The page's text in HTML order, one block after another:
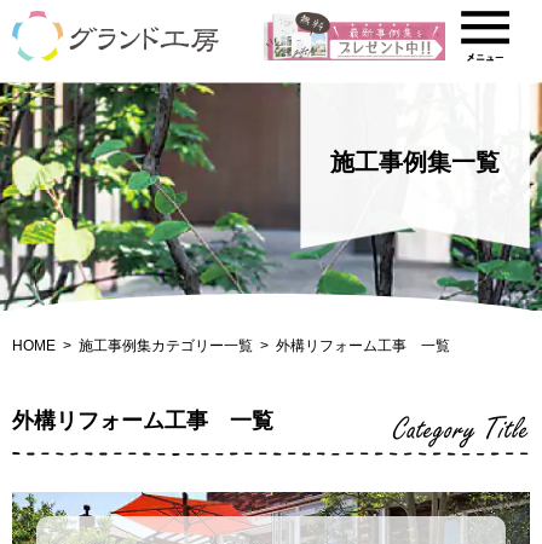
施工事例集一覧
HOME 施工事例集カテゴリー一覧 外構リフォーム工事 一覧
外構リフォーム工事 一覧 Category Title